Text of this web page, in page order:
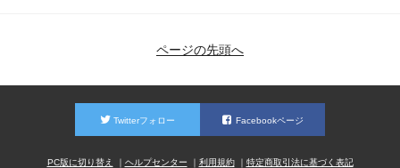
ページの先頭へ
Twitterフォロー Facebookページ
PC版に切り替え ヘルプセンター 利用規約
特定商取引法に基づく表記